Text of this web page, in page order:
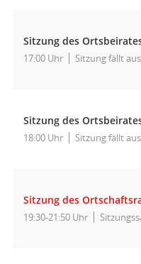
Sitzung des
17:00 Uhr Sitzung fällt
Sitzung des
18:00 Uhr Sitzung fällt
Sitzung des
19:30-21:50 Uhr